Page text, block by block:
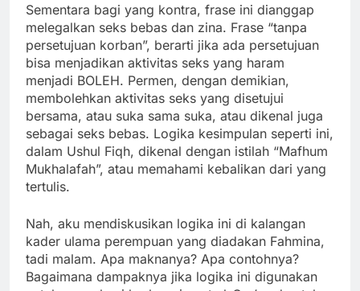
Sementara bagi yang kontra, frase ini dianggap
melegalkan seks bebas dan zina. Frase “tanpa
persetujuan korban”, berarti jika ada persetujuan
bisa menjadikan aktivitas seks yang haram
menjadi BOLEH. Permen, dengan demikian,
membolehkan aktivitas seks yang disetujui
bersama, atau suka sama suka, atau dikenal juga
sebagai seks bebas. Logika kesimpulan seperti ini,
dalam Ushul Fiqh, dikenal dengan istilah “Mafhum
Mukhalafah”, atau memahami kebalikan dari yang
tertulis.
Nah, aku mendiskusikan logika ini di kalangan
kader ulama perempuan yang diadakan Fahmina,
tadi malam. Apa maknanya? Apa contohnya?
Bagaimana dampaknya jika logika ini digunakan